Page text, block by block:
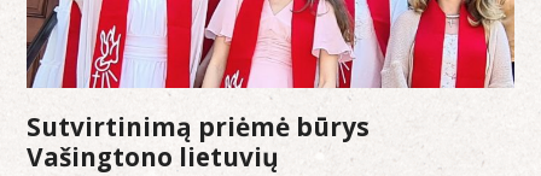
Sutvirtinimą priėmė būrys
Vašingtono lietuvių